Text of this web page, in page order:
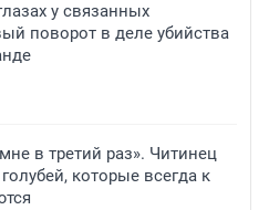
у связанных
поворот в деле убийства
в третий раз». Читинец
которые всегда к